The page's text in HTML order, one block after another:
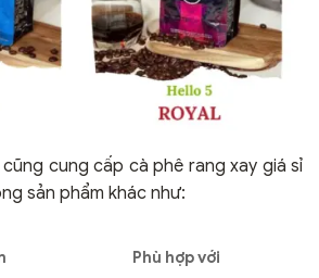
cung cấp cà phê rang xay giá sỉ
sản phẩm khác như:
Phù hợp với